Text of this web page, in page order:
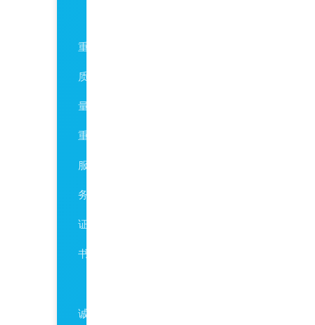
重
质
量
重
服
务
证
书
诚